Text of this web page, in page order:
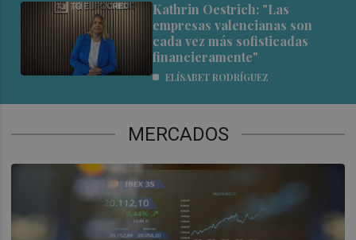
Kathrin Oestrich: "Las
empresas valencianas son
cada vez más sofisticadas
financieramente"
ELÍSABET RODRÍGUEZ
MERCADOS